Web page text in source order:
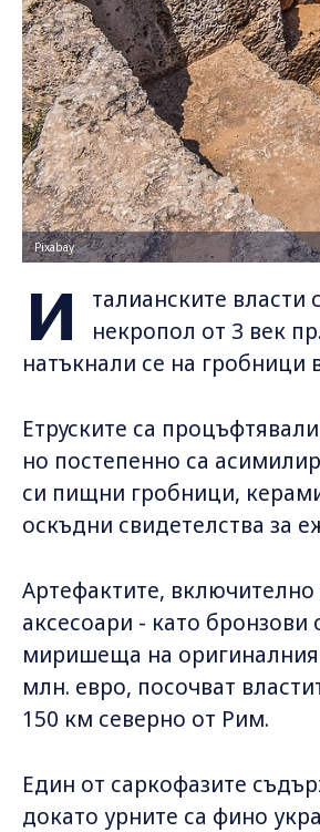
Pixabay
И
талианските власти
некропол от 3 век
натъкнали се на гробници
Етруските са
но постепенно са
си пищни гробници,
оскъдни свидетелства за
Артефактите,
аксесоари - като
миришеща на оригиналния
млн. евро, посочват
150 км северно от Рим.
Един от саркофазите
докато урните са фино